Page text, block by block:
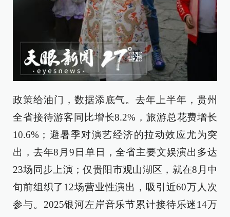
政策给油门，数据添底气。去年上半年，贵州
全省接待游客同比增长8.2%，旅游总花费增长
10.6%；避暑季对演艺经济的拉动效应尤为突
出，去年8月9日单日，全省主要文娱演出多达
23场同步上演；仅贵阳市观山湖区，就在8月中
旬前组织了12场营业性演出，吸引近60万人次
参与。2025银河左岸音乐节累计接待乐迷14万